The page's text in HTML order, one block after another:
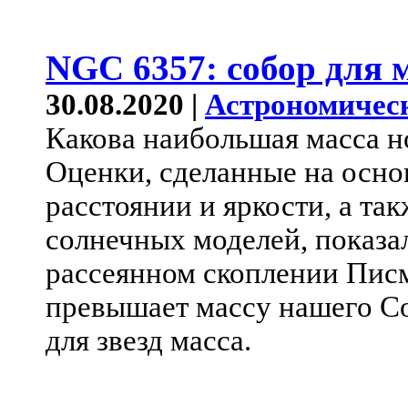
NGC 6357: собор для
30.08.2020 |
Какова наибольшая масса
Оценки, сделанные на
расстоянии и яркости, а
солнечных моделей,
рассеянном скоплении
превышает массу нашего
для звезд масса.